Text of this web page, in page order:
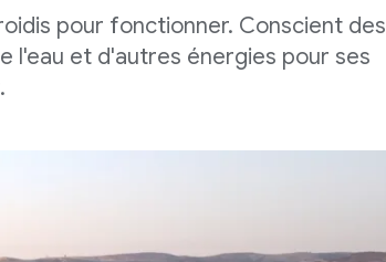
pour fonctionner. Conscient des
l'eau et d'autres énergies pour ses